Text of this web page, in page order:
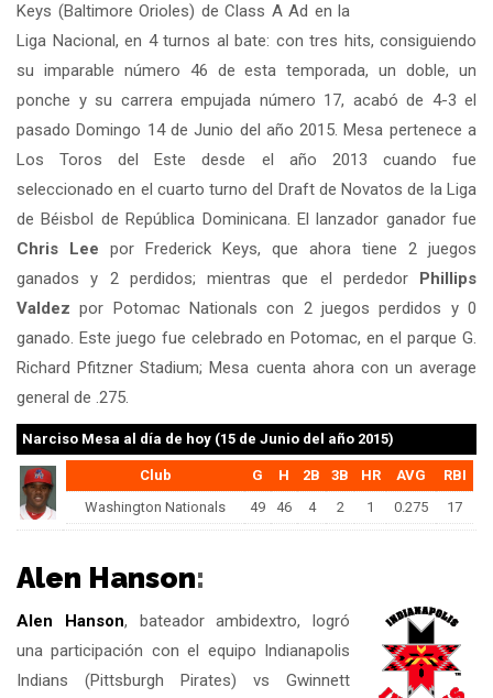
Keys (Baltimore Orioles) de Class A Ad en la
Liga Nacional, en 4 turnos al bate: con tres hits, consiguiendo
su imparable número 46 de esta temporada, un doble, un
ponche y su carrera empujada número 17, acabó de 4-3 el
pasado Domingo 14 de Junio del año 2015. Mesa pertenece a
Los Toros del Este desde el año 2013 cuando fue
seleccionado en el cuarto turno del Draft de Novatos de la Liga
de Béisbol de República Dominicana. El lanzador ganador fue
Chris Lee por Frederick Keys, que ahora tiene 2 juegos
ganados y 2 perdidos; mientras que el perdedor Phillips
Valdez por Potomac Nationals con 2 juegos perdidos y 0
ganado. Este juego fue celebrado en Potomac, en el parque G.
Richard Pfitzner Stadium; Mesa cuenta ahora con un average
general de .275.
Narciso Mesa al día de hoy (15 de Junio del año 2015)
Club G H 2B 3B HR AVG
RBI
Washington Nationals
49 46 4 2 1 0.275 17
Alen Hanson:
Alen Hanson, bateador ambidextro, logró
una participación con el equipo Indianapolis
Indians (Pittsburgh Pirates) vs Gwinnett